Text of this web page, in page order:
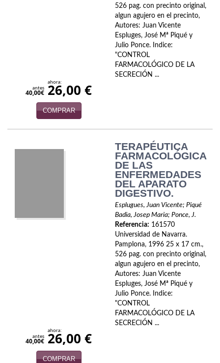
526 pag. con precinto original,
algun agujero en el precinto,
Autores: Juan Vicente
Espluges, José Mª Piqué y
Julio Ponce. Indice:
"CONTROL
FARMACOLÓGICO DE LA
SECRECIÓN ...
antes
40,00€
ahora:
26,00 €
COMPRAR
TERAPÉUTICA
FARMACOLÓGICA
DE LAS
ENFERMEDADES
DEL APARATO
DIGESTIVO.
Esplugues, Juan Vicente; Piqué
Badia, Josep Maria; Ponce, J.
Referencia: 161570
Universidad de Navarra.
Pamplona, 1996 25 x 17 cm.,
526 pag. con precinto original,
algun agujero en el precinto,
Autores: Juan Vicente
Espluges, José Mª Piqué y
Julio Ponce. Indice:
"CONTROL
FARMACOLÓGICO DE LA
SECRECIÓN ...
antes
40,00€
ahora:
26,00 €
COMPRAR